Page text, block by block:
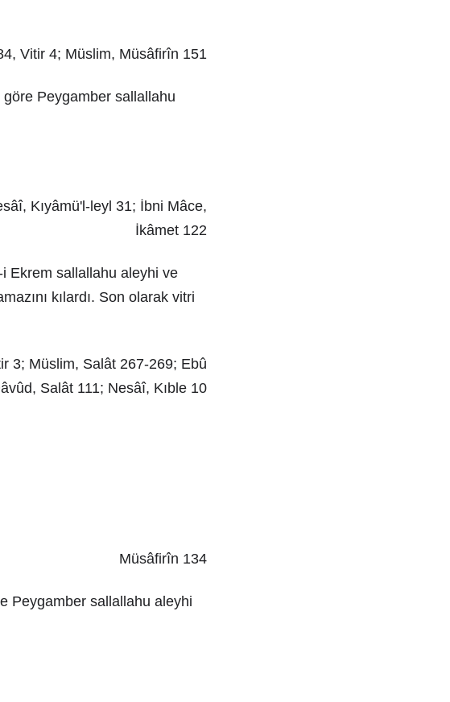
Vitir 4; Müslim, Müsâfirîn 151
Peygamber sallallahu
Kıyâmü'l-leyl 31; İbni Mâce,
İkâmet 122
Ekrem sallallahu aleyhi ve
kılardı. Son olarak vitri
3; Müslim, Salât 267-269; Ebû
Salât 111; Nesâî, Kıble 10
Müsâfirîn 134
Peygamber sallallahu aleyhi